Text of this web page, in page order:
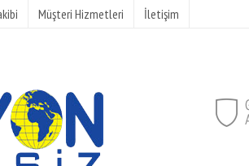
Müşteri Hizmetleri İletişim